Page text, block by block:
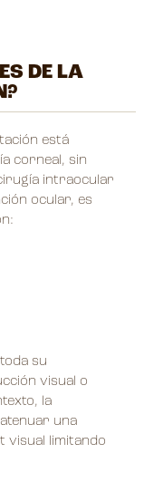
DE LA
está
corneal, sin
intraocular
ocular, es
su
visual o
la
una
visual limitando